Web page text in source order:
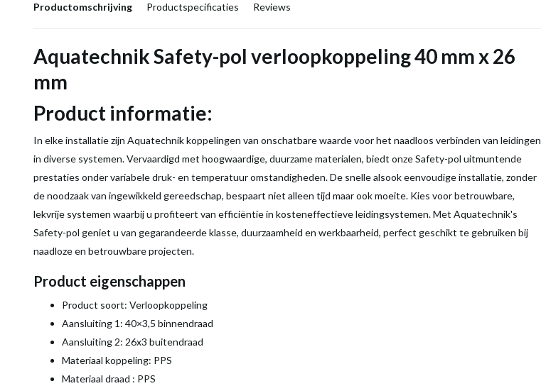
Productomschrijving Productspecificaties Reviews
Aquatechnik Safety-pol verloopkoppeling 40 mm x 26
mm
Product informatie:
In elke installatie zijn Aquatechnik koppelingen van onschatbare waarde voor het naadloos verbinden van leidingen
in diverse systemen. Vervaardigd met hoogwaardige, duurzame materialen, biedt onze Safety-pol uitmuntende
prestaties onder variabele druk- en temperatuur omstandigheden. De snelle alsook eenvoudige installatie, zonder
de noodzaak van ingewikkeld gereedschap, bespaart niet alleen tijd maar ook moeite. Kies voor betrouwbare,
lekvrije systemen waarbij u profiteert van efficiëntie in kosteneffectieve leidingsystemen. Met Aquatechnik's
Safety-pol geniet u van gegarandeerde klasse, duurzaamheid en werkbaarheid, perfect geschikt te gebruiken bij
naadloze en betrouwbare projecten.
Product eigenschappen
Product soort: Verloopkoppeling
Aansluiting 1: 40×3,5 binnendraad
Aansluiting 2: 26x3 buitendraad
Materiaal koppeling: PPS
Materiaal draad : PPS